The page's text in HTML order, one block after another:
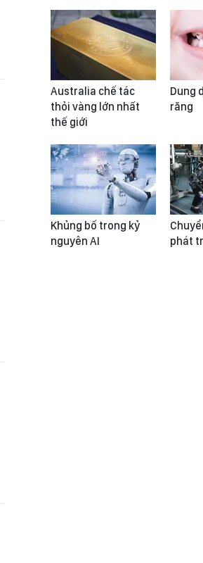
Australia chế tác
thỏi vàng lớn nhất
thế giới
Dung
răng
Khủng bố trong kỷ
nguyên AI
phát